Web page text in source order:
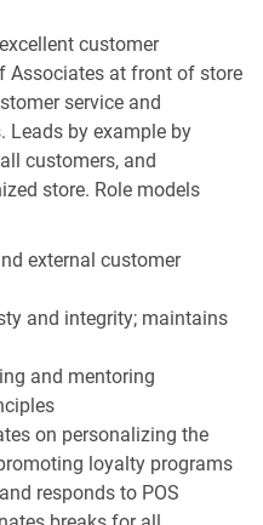
customer
Associates at front of store
service and
Leads by example by
customers, and
store. Role models
external customer
and integrity; maintains
and mentoring
on personalizing the
loyalty programs
responds to POS